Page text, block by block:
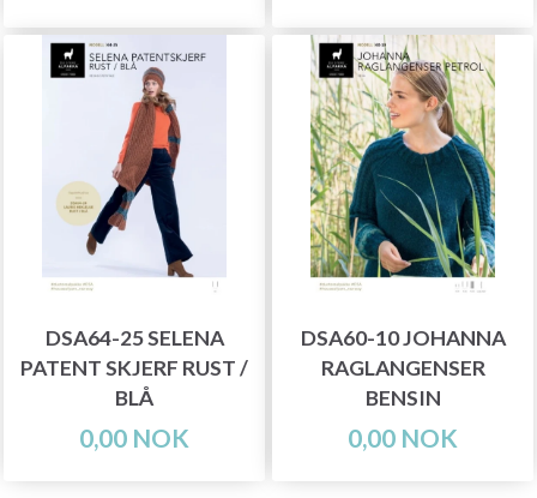
DSA64-25 SELENA
PATENT SKJERF RUST /
BLÅ
0,00 NOK
DSA60-10 JOHANNA
RAGLANGENSER
BENSIN
0,00 NOK